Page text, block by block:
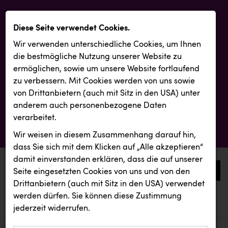
0
aktuelle aussendungen
aktuelle aussendungen
Diese Seite verwendet Cookies.
Wir verwenden unterschiedliche Cookies, um Ihnen
die best­mögliche Nutzung unserer Website zu
ermöglichen, sowie um unsere Website fortlaufend
zu verbessern. Mit Cookies werden von uns sowie
von Drittanbietern (auch mit Sitz in den USA) unter
anderem auch personenbezogene Daten
verarbeitet.
Wir weisen in diesem Zusammenhang darauf hin,
dass Sie sich mit dem Klicken auf „Alle akzeptieren“
damit ein­ver­standen erklären, dass die auf unserer
Seite eingesetzten Cookies von uns und von den
Drittanbietern (auch mit Sitz in den USA) verwendet
werden dürfen. Sie können diese Zustimmung
jederzeit widerrufen.